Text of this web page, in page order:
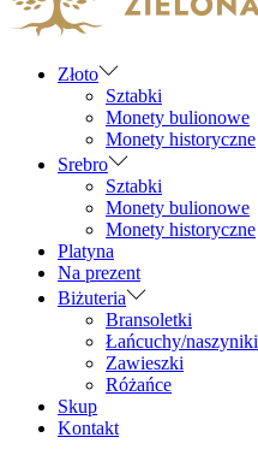
Złoto
Sztabki
Monety bulionowe
Monety historyczne
Srebro
Sztabki
Monety bulionowe
Monety historyczne
Platyna
Na prezent
Biżuteria
Bransoletki
Łańcuchy/naszyniki
Zawieszki
Różańce
Skup
Kontakt